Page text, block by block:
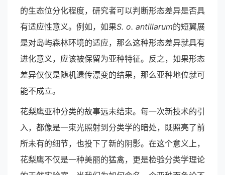
的生态位分化程度，研究者可以判断形态差异是否具
有适应性意义。例如，如果S. o. antillarum的短翼展
是对岛屿森林环境的适应，那么这种形态差异就具有
进化意义，应该被保留为亚种特征。反之，如果形态
差异仅仅是随机遗传漂变的结果，那么亚种地位就可
能不成立。
花梨鹰亚种分类的故事远未结束。每一次新技术的引
入，都像是一束光照射到分类学的暗处，既照亮了前
所未有的细节，也投下了新的阴影。在这个意义上，
花梨鹰不仅是一种美丽的猛禽，更是检验分类学理论